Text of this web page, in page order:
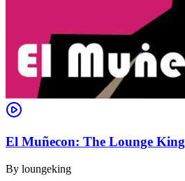
El Muñecon: The Lounge King
By loungeking